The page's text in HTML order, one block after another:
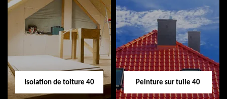
Urgence fuite de
toiture 40
Nettoyage
demoussage
toiture 40
Isolation de toiture 40 Peinture sur tuile 40